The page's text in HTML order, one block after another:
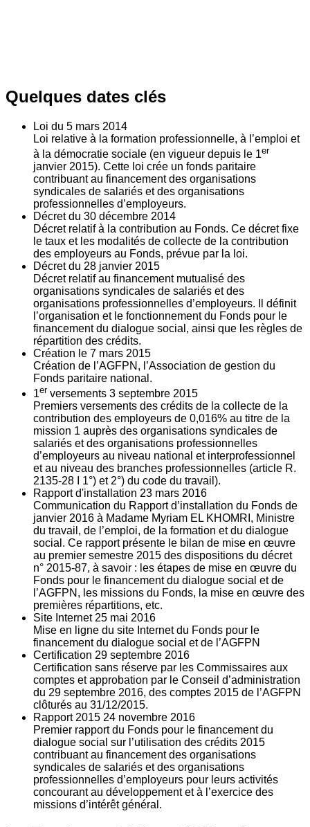
Quelques dates clés
Loi du 5 mars 2014
Loi relative à la formation professionnelle, à l’emploi et
à la démocratie sociale (en vigueur depuis le 1er
janvier 2015). Cette loi crée un fonds paritaire
contribuant au financement des organisations
syndicales de salariés et des organisations
professionnelles d’employeurs.
Décret du 30 décembre 2014
Décret relatif à la contribution au Fonds. Ce décret fixe
le taux et les modalités de collecte de la contribution
des employeurs au Fonds, prévue par la loi.
Décret du 28 janvier 2015
Décret relatif au financement mutualisé des
organisations syndicales de salariés et des
organisations professionnelles d’employeurs. Il définit
l’organisation et le fonctionnement du Fonds pour le
financement du dialogue social, ainsi que les règles de
répartition des crédits.
Création le 7 mars 2015
Création de l’AGFPN, l’Association de gestion du
Fonds paritaire national.
1er versements 3 septembre 2015
Premiers versements des crédits de la collecte de la
contribution des employeurs de 0,016% au titre de la
mission 1 auprès des organisations syndicales de
salariés et des organisations professionnelles
d’employeurs au niveau national et interprofessionnel
et au niveau des branches professionnelles (article R.
2135‐28 I 1°) et 2°) du code du travail).
Rapport d'installation 23 mars 2016
Communication du Rapport d’installation du Fonds de
janvier 2016 à Madame Myriam EL KHOMRI, Ministre
du travail, de l’emploi, de la formation et du dialogue
social. Ce rapport présente le bilan de mise en œuvre
au premier semestre 2015 des dispositions du décret
n° 2015-87, à savoir : les étapes de mise en œuvre du
Fonds pour le financement du dialogue social et de
l’AGFPN, les missions du Fonds, la mise en œuvre des
premières répartitions, etc.
Site Internet 25 mai 2016
Mise en ligne du site Internet du Fonds pour le
financement du dialogue social et de l’AGFPN
Certification 29 septembre 2016
Certification sans réserve par les Commissaires aux
comptes et approbation par le Conseil d’administration
du 29 septembre 2016, des comptes 2015 de l’AGFPN
clôturés au 31/12/2015.
Rapport 2015 24 novembre 2016
Premier rapport du Fonds pour le financement du
dialogue social sur l’utilisation des crédits 2015
contribuant au financement des organisations
syndicales de salariés et des organisations
professionnelles d’employeurs pour leurs activités
concourant au développement et à l’exercice des
missions d’intérêt général.